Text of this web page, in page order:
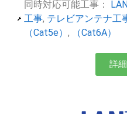
同時対応可能工事：
工事, テレビアンテナ工
（Cat5e）, （Cat6A）
詳